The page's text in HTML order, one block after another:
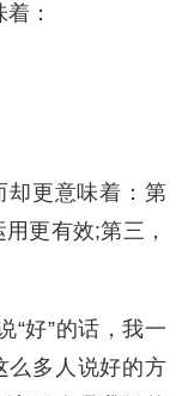
：
更意味着：第
更有效;第三，
“好”的话，我一
么多人说好的方